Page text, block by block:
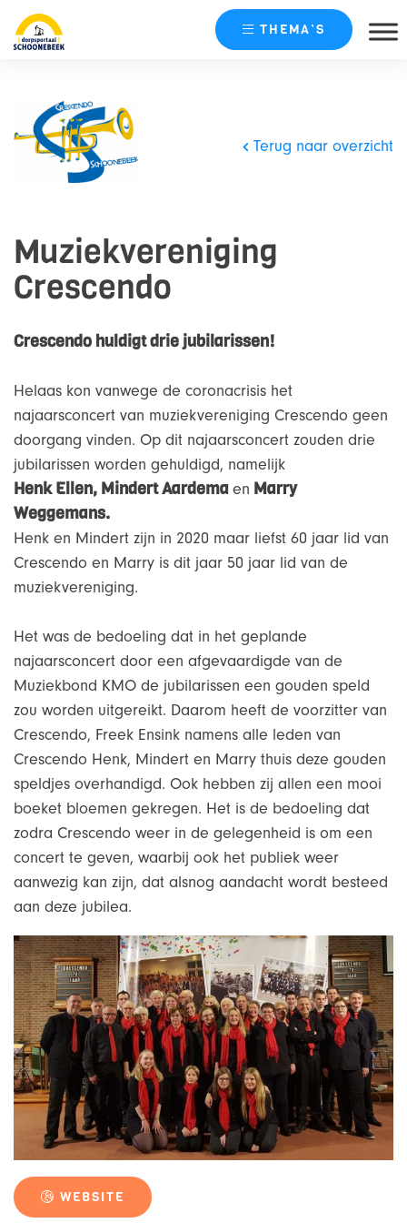
content
THEMA’S
Terug naar overzicht
Muziekvereniging
Crescendo
Crescendo huldigt drie jubilarissen!
Helaas kon vanwege de coronacrisis het
najaarsconcert van muziekvereniging Crescendo geen
doorgang vinden. Op dit najaarsconcert zouden drie
jubilarissen worden gehuldigd, namelijk
Henk Ellen, Mindert Aardemaen Marry
Weggemans.
Henk en Mindert zijn in 2020 maar liefst 60 jaar lid van
Crescendo en Marry is dit jaar 50 jaar lid van de
muziekvereniging.
Het was de bedoeling dat in het geplande
najaarsconcert door een afgevaardigde van de
Muziekbond KMO de jubilarissen een gouden speld
zou worden uitgereikt. Daarom heeft de voorzitter van
Crescendo, Freek Ensink namens alle leden van
Crescendo Henk, Mindert en Marry thuis deze gouden
speldjes overhandigd. Ook hebben zij allen een mooi
boeket bloemen gekregen. Het is de bedoeling dat
zodra Crescendo weer in de gelegenheid is om een
concert te geven, waarbij ook het publiek weer
aanwezig kan zijn, dat alsnog aandacht wordt besteed
aan deze jubilea.
WEBSITE